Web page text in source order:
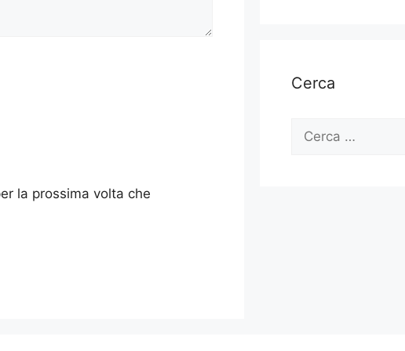
la prossima volta che
Cerca
Ricerca